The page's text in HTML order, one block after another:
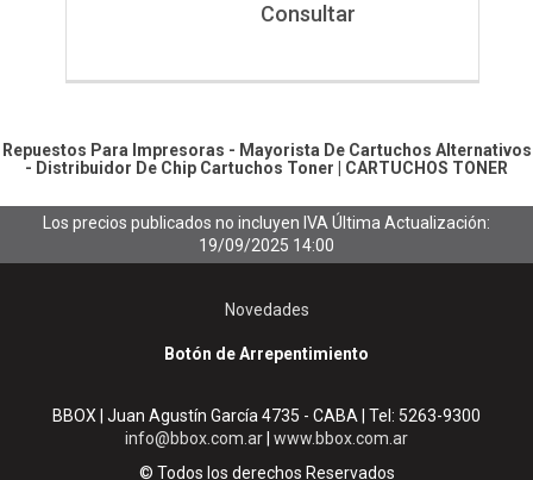
Consultar
Repuestos Para Impresoras - Mayorista De Cartuchos Alternativos
- Distribuidor De Chip Cartuchos Toner CARTUCHOS TONER
Los precios publicados no incluyen IVAÚltima Actualización:
19/09/2025 14:00
Novedades
Botón de Arrepentimiento
BBOX | Juan Agustín García 4735 - CABA | Tel: 5263-9300
info@bbox.com.ar www.bbox.com.ar
© Todos los derechos Reservados